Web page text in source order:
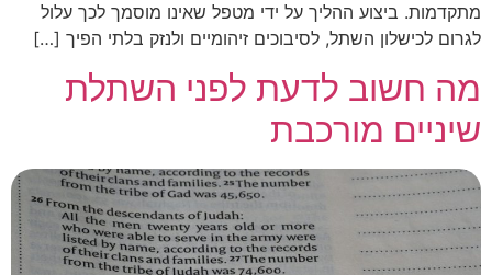
מתקדמות. ביצוע ההליך על ידי מטפל שאינו מוסמך לכך עלול
לגרום לכישלון השתל, לסיבוכים זיהומיים ולנזק בלתי הפיך […]
מה חשוב לדעת לפני השתלת
שיניים מורכבת